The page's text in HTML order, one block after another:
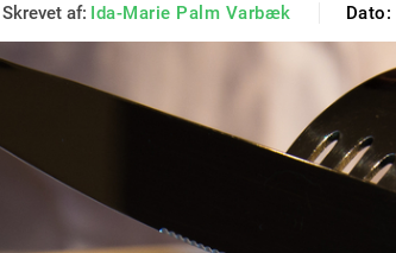
Skrevet af: Ida-Marie Palm Varbæk Dato: